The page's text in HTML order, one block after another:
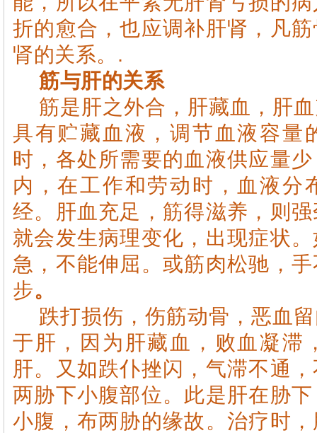
折的愈合，也应调补肝肾，凡
肾的关系。.
筋与肝的关系
筋是肝之外合，肝藏血，肝
具有贮藏血液，调节血液容量
时，各处所需要的血液供应量
内，在工作和劳动时，血液分
经。肝血充足，筋得滋养，则
就会发生病理变化，出现症状
急，不能伸屈。或筋肉松驰，
步。
跌打损伤，伤筋动骨，恶血
于肝，因为肝藏血，败血凝滞
肝。又如跌仆挫闪，气滞不通
两胁下小腹部位。此是肝在胁
小腹，布两胁的缘故。治疗时